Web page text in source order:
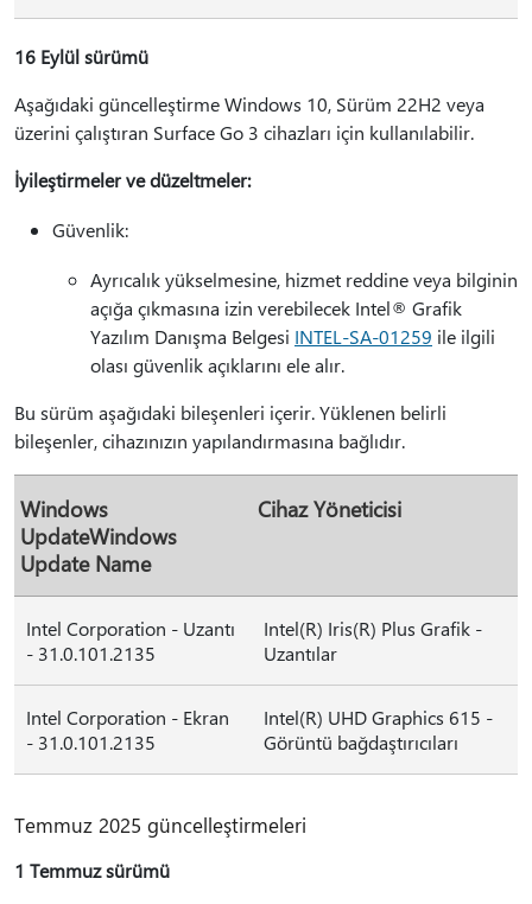
16 Eylül sürümü
Aşağıdaki güncelleştirme Windows 10, Sürüm 22H2 veya
üzerini çalıştıran Surface Go 3 cihazları için kullanılabilir.
İyileştirmeler ve düzeltmeler:
Güvenlik:
Ayrıcalık yükselmesine, hizmet reddine veya bilginin
açığa çıkmasına izin verebilecek Intel® Grafik
Yazılım Danışma Belgesi INTEL-SA-01259 ile ilgili
olası güvenlik açıklarını ele alır.
Bu sürüm aşağıdaki bileşenleri içerir. Yüklenen belirli
bileşenler, cihazınızın yapılandırmasına bağlıdır.
Windows
UpdateWindows
Update Name
Cihaz Yöneticisi
Intel Corporation - Uzantı
- 31.0.101.2135
Intel(R) Iris(R) Plus Grafik -
Uzantılar
Intel Corporation - Ekran
- 31.0.101.2135
Intel(R) UHD Graphics 615 -
Görüntü bağdaştırıcıları
Temmuz 2025 güncelleştirmeleri
1 Temmuz sürümü